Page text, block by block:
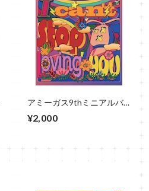
アミーガス9thミニアルバ
You」
¥2,000